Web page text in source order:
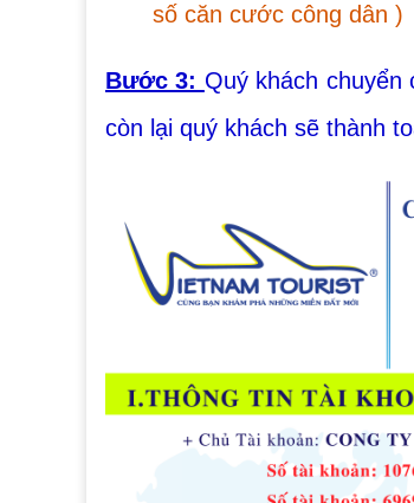
số căn cước công dân )
Bước 3: Quý khách
còn lại quý khách sẽ thành